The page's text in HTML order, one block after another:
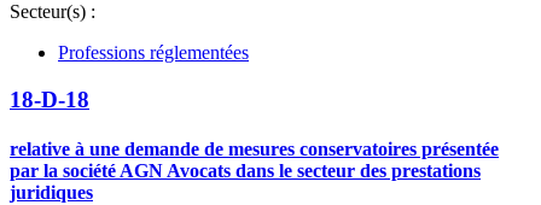
Secteur(s) :
Professions réglementées
18-D-18
relative à une demande de mesures conservatoires présentée
par la société AGN Avocats dans le secteur des prestations
juridiques